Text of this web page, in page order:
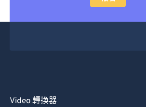
Video 轉換器